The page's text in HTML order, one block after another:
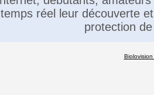
réel leur découverte
protection
Biolovision